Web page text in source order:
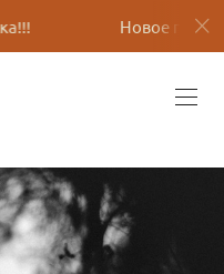
Селфи будка!!!